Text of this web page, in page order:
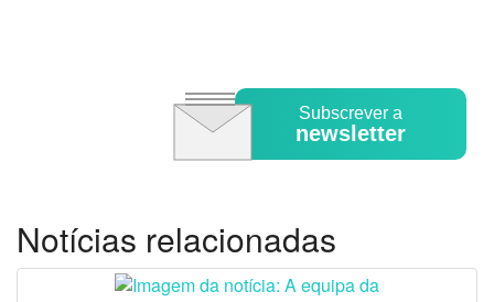
Subscrever a
newsletter
Notícias relacionadas